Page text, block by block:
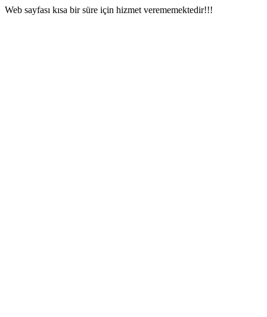
Web sayfası kısa bir süre için hizmet verememektedir!!!